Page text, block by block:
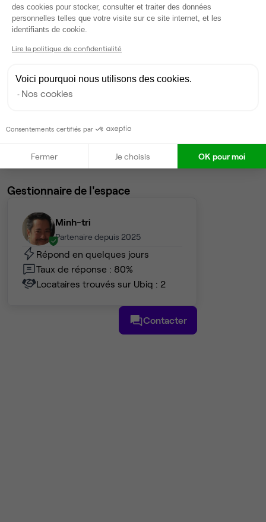
3postes • 17 m²
750 €
Gestionnaire de l'espace
Minh-tri
Partenaire depuis 2025
Répond en quelques jours
Taux de réponse : 80%
Locataires trouvés sur Ubiq : 2
Contacter
des cookies pour stocker, consulter et traiter des données
personnelles telles que votre visite sur ce site internet, et les
identifiants de cookie.
Lire la politique de confidentialité
Voici pourquoi nous utilisons des cookies.
Nos cookies
Consentements certifiés par
Fermer Je choisis OK pour moi